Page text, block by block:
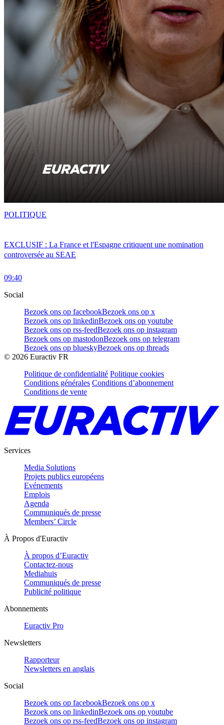
EXCLUSIF : La France et l'Espagne critiquent une nomination
controversée au SEAE
09:40
POLITIQUE
Social
Bezoek ons op facebookBezoek ons op x
Bezoek ons op linkedinBezoek ons op youtube
Bezoek ons op rss-feedBezoek ons op instagram
Bezoek ons op mastodonBezoek ons op telegram
Bezoek ons op blueskyBezoek ons op threads
© 2026 Euractiv FR
Politique de confidentialité Politique cookies
Conditions générales Conditions d’abonnement
Conditions de vente
Services
Media Solutions
Projets publics européens
Evénements
Emplois
Agenda
Communiqués de presse
Members’ Circle
À Propos d'Euractiv
À propos d’Euractiv
Contactez-nous
Mediahuis
Communiqués de presse
Publicité politique
Abonnements
Euractiv Pro
Newsletters
Rapporteur
Newsletters en anglais
Social
Bezoek ons op facebookBezoek ons op x
Bezoek ons op linkedinBezoek ons op youtube
Bezoek ons op rss-feedBezoek ons op instagram